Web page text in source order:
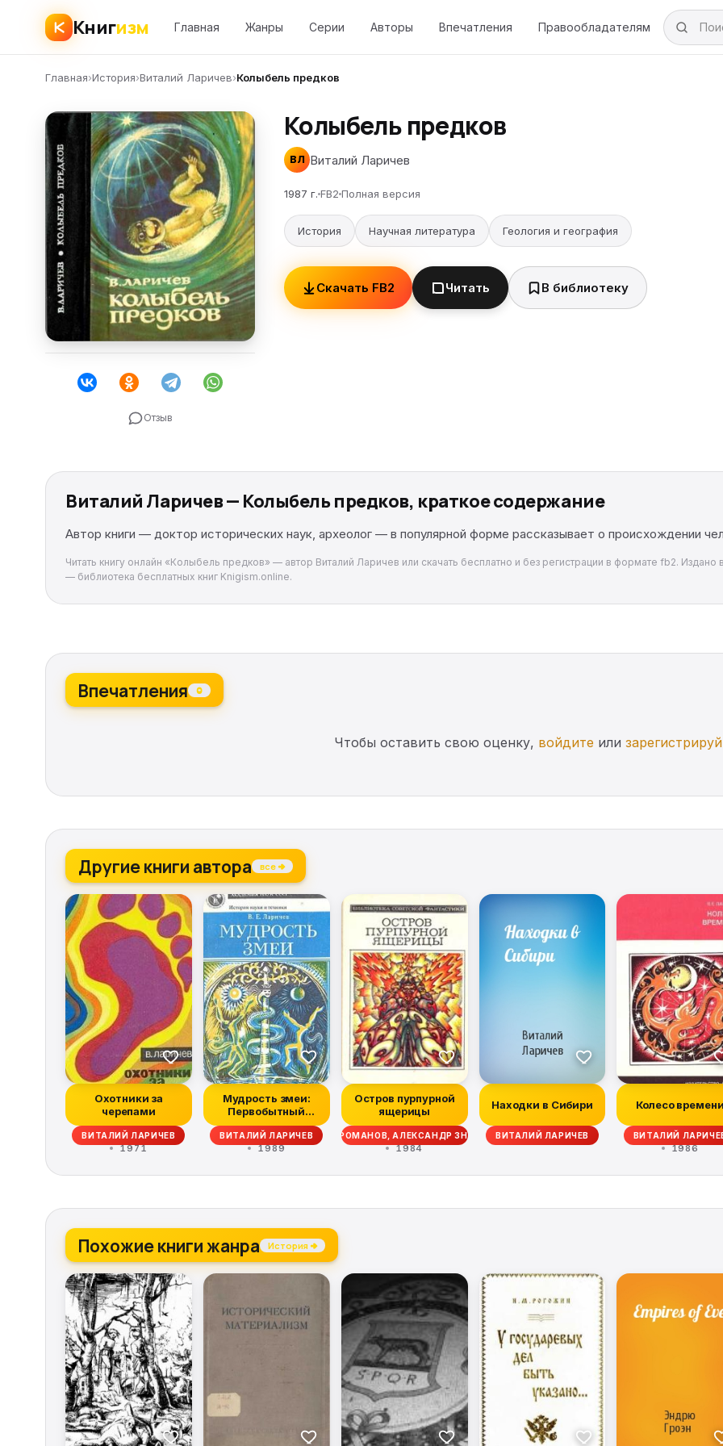
Книгизм Главная Жанры Серии Авторы Впечатления Правообладателям
Главная›История›Виталий Ларичев›Колыбель предков
Отзыв
Колыбель предков
ВЛ Виталий Ларичев
1987 г. FB2 Полная версия
История Научная литература Геология и география
Скачать FB2 Читать В библиотеку
Виталий Ларичев — Колыбель предков, краткое содержание
Автор книги — доктор исторических наук, археолог — в популярной форме рассказывает о происхождении
Читать книгу онлайн «Колыбель предков» — автор Виталий Ларичев или скачать бесплатно и без регистрации в формате fb2.
— библиотека бесплатных книг Knigism.online.
Впечатления 0
Чтобы оставить свою оценку, войдите или
Другие книги автора все →
Охотники за
черепами
ВИТАЛИЙ ЛАРИЧЕВ
1971
Мудрость змеи:
Первобытный
человек, Луна и
Солнце
ВИТАЛИЙ ЛАРИЧЕВ
1989
Остров пурпурной
ящерицы
ЛАРИЧЕВ, АЛЕКСАНДР ЛЕВИН, АЛЕКСЕЙ МИНЕЕВ, РОМАН РОМАНОВ, АЛЕКСАНДР ЗНОЙКО, ЕВГЕНИЙ ГУЛЯКОВСКИЙ, СЕРГЕЙ
1984
Находки в Сибири
ВИТАЛИЙ ЛАРИЧЕВ
Колесо
ВИТАЛИЙ
1986
Похожие книги жанра История →